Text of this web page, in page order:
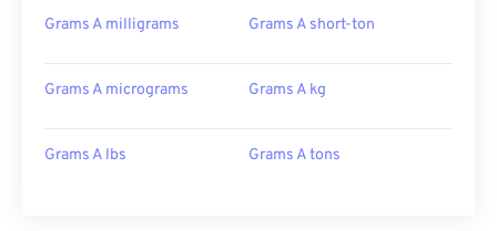
Grams A milligrams Grams A short-ton
Grams A micrograms Grams A kg
Grams A lbs Grams A tons